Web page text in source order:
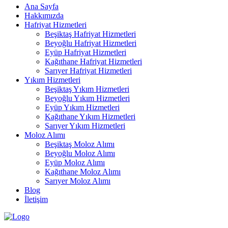
Ana Sayfa
Hakkımızda
Hafriyat Hizmetleri
Beşiktaş Hafriyat Hizmetleri
Beyoğlu Hafriyat Hizmetleri
Eyüp Hafriyat Hizmetleri
Kağıthane Hafriyat Hizmetleri
Sarıyer Hafriyat Hizmetleri
Yıkım Hizmetleri
Beşiktaş Yıkım Hizmetleri
Beyoğlu Yıkım Hizmetleri
Eyüp Yıkım Hizmetleri
Kağıthane Yıkım Hizmetleri
Sarıyer Yıkım Hizmetleri
Moloz Alımı
Beşiktaş Moloz Alımı
Beyoğlu Moloz Alımı
Eyüp Moloz Alımı
Kağıthane Moloz Alımı
Sarıyer Moloz Alımı
Blog
İletişim